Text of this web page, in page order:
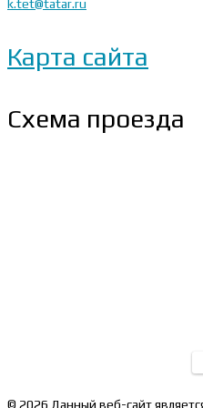
k.tet@tatar.ru
Карта сайта
Схема проезда
© 2026 Данный веб-сайт